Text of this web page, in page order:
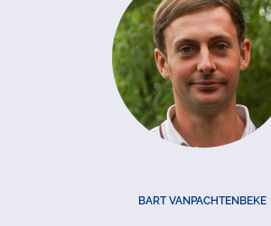
BART VANPACHTENBEKE